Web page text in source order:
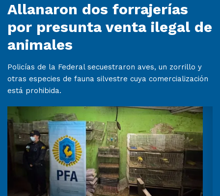
Allanaron dos forrajerías
por presunta venta ilegal de
animales
Policías de la Federal secuestraron aves, un zorrillo y
otras especies de fauna silvestre cuya comercialización
está prohibida.